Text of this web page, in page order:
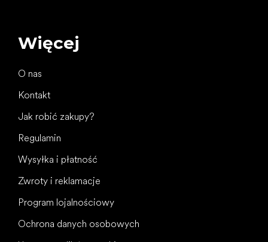
Więcej
O nas
Kontakt
Jak robić zakupy?
Regulamin
Wysyłka i płatność
Zwroty i reklamacje
Program lojalnościowy
Ochrona danych osobowych